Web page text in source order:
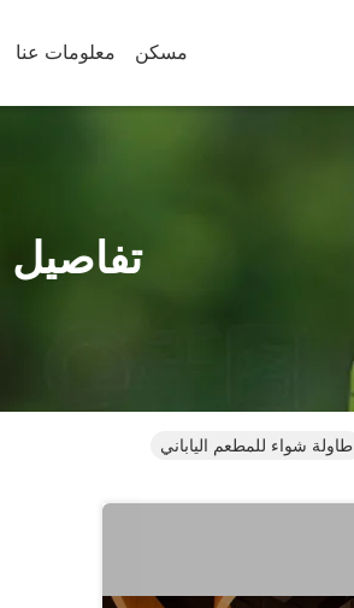
مسكن معلومات عنا
تفاصيل
طاولة شواء للمطعم الياباني